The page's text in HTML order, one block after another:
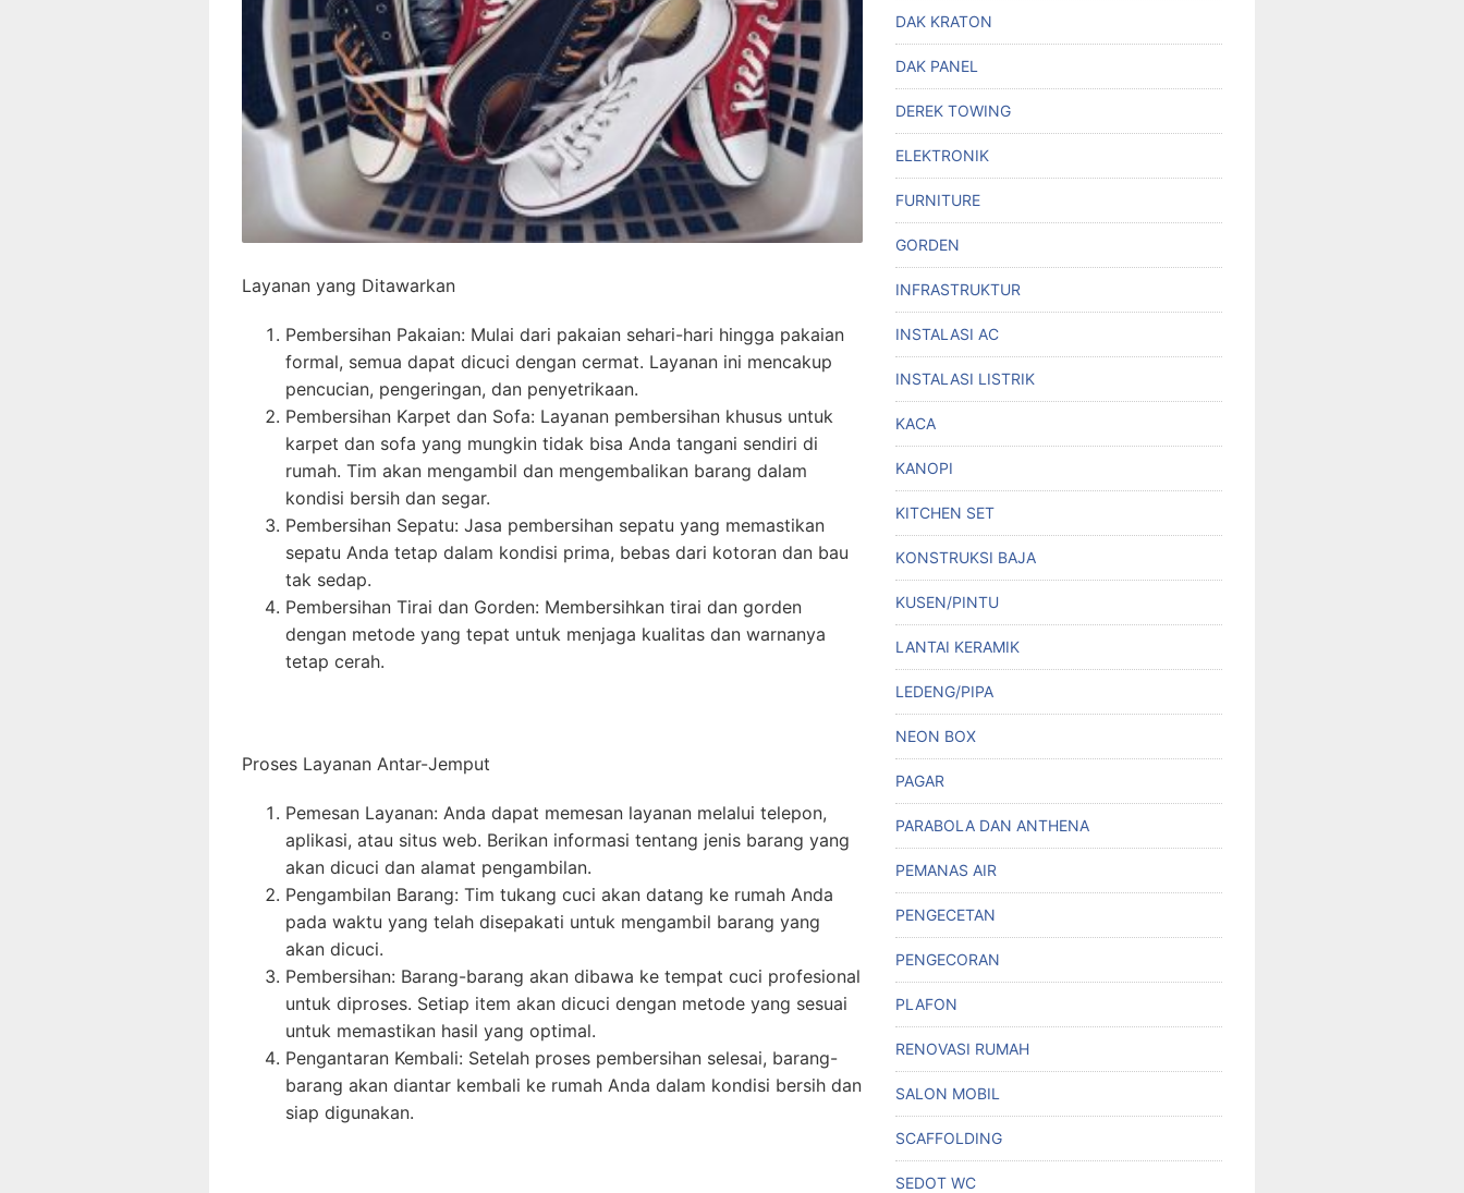
Layanan yang Ditawarkan
Pembersihan Pakaian: Mulai dari pakaian sehari-hari hingga pakaian
formal, semua dapat dicuci dengan cermat. Layanan ini mencakup
pencucian, pengeringan, dan penyetrikaan.
Pembersihan Karpet dan Sofa: Layanan pembersihan khusus untuk
karpet dan sofa yang mungkin tidak bisa Anda tangani sendiri di
rumah. Tim akan mengambil dan mengembalikan barang dalam
kondisi bersih dan segar.
Pembersihan Sepatu: Jasa pembersihan sepatu yang memastikan
sepatu Anda tetap dalam kondisi prima, bebas dari kotoran dan bau
tak sedap.
Pembersihan Tirai dan Gorden: Membersihkan tirai dan gorden
dengan metode yang tepat untuk menjaga kualitas dan warnanya
tetap cerah.
Proses Layanan Antar-Jemput
Pemesan Layanan: Anda dapat memesan layanan melalui telepon,
aplikasi, atau situs web. Berikan informasi tentang jenis barang yang
akan dicuci dan alamat pengambilan.
Pengambilan Barang: Tim tukang cuci akan datang ke rumah Anda
pada waktu yang telah disepakati untuk mengambil barang yang
akan dicuci.
Pembersihan: Barang-barang akan dibawa ke tempat cuci profesional
untuk diproses. Setiap item akan dicuci dengan metode yang sesuai
untuk memastikan hasil yang optimal.
Pengantaran Kembali: Setelah proses pembersihan selesai, barang-
barang akan diantar kembali ke rumah Anda dalam kondisi bersih dan
siap digunakan.
DAK KRATON
DAK PANEL
DEREK TOWING
ELEKTRONIK
FURNITURE
GORDEN
INFRASTRUKTUR
INSTALASI AC
INSTALASI LISTRIK
KACA
KANOPI
KITCHEN SET
KONSTRUKSI BAJA
KUSEN/PINTU
LANTAI KERAMIK
LEDENG/PIPA
NEON BOX
PAGAR
PARABOLA DAN ANTHENA
PEMANAS AIR
PENGECETAN
PENGECORAN
PLAFON
RENOVASI RUMAH
SALON MOBIL
SCAFFOLDING
SEDOT WC